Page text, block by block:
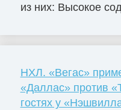
из них: Высокое
НХЛ. «Вегас»
«Даллас» против
гостях у